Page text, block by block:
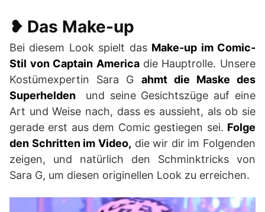
❥ Das Make-up
Bei diesem Look spielt das Make-up im Comic-
Stil von Captain America die Hauptrolle. Unsere
Kostümexpertin Sara G ahmt die Maske des
Superhelden
und seine Gesichtszüge auf eine
Art und Weise nach, dass es aussieht, als ob sie
gerade erst aus dem Comic gestiegen sei. Folge
den Schritten im Video, die wir dir im Folgenden
zeigen, und natürlich den Schminktricks von
Sara G, um diesen originellen Look zu erreichen.